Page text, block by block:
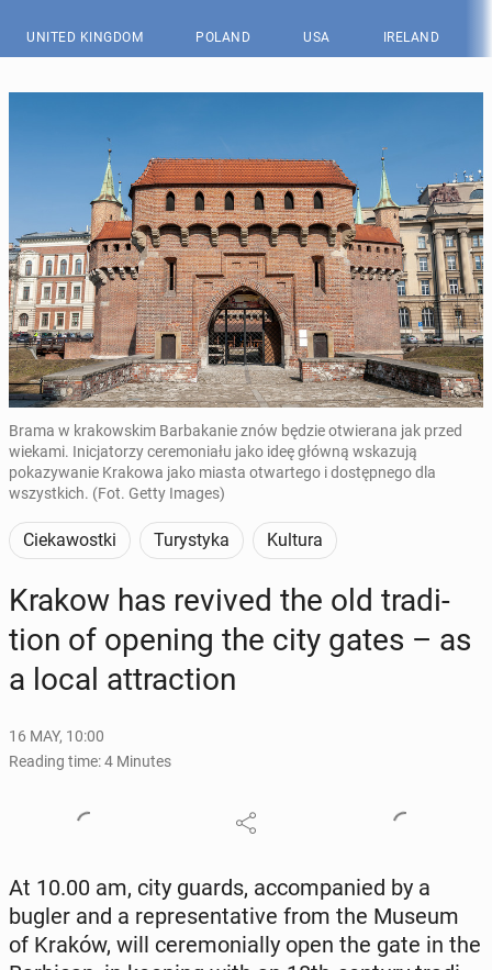
UNITED KINGDOM POLAND USA IRELAND
Brama w krakowskim Barbakanie znów będzie otwierana jak przed
wiekami. Inicjatorzy ceremoniału jako ideę główną wskazują
pokazywanie Krakowa jako miasta otwartego i dostępnego dla
wszystkich. (Fot. Getty Images)
Ciekawostki Turystyka Kultura
Krakow has revived the old tra­di­
tion of opening the city gates – as
a local at­trac­tion
16 MAY, 10:00
Reading time: 4 Minutes
At 10.00 am, city guards, ac­com­pa­nied by a
bugler and a rep­re­sen­ta­tive from the Museum
of Kraków, will cer­e­mo­ni­al­ly open the gate in the